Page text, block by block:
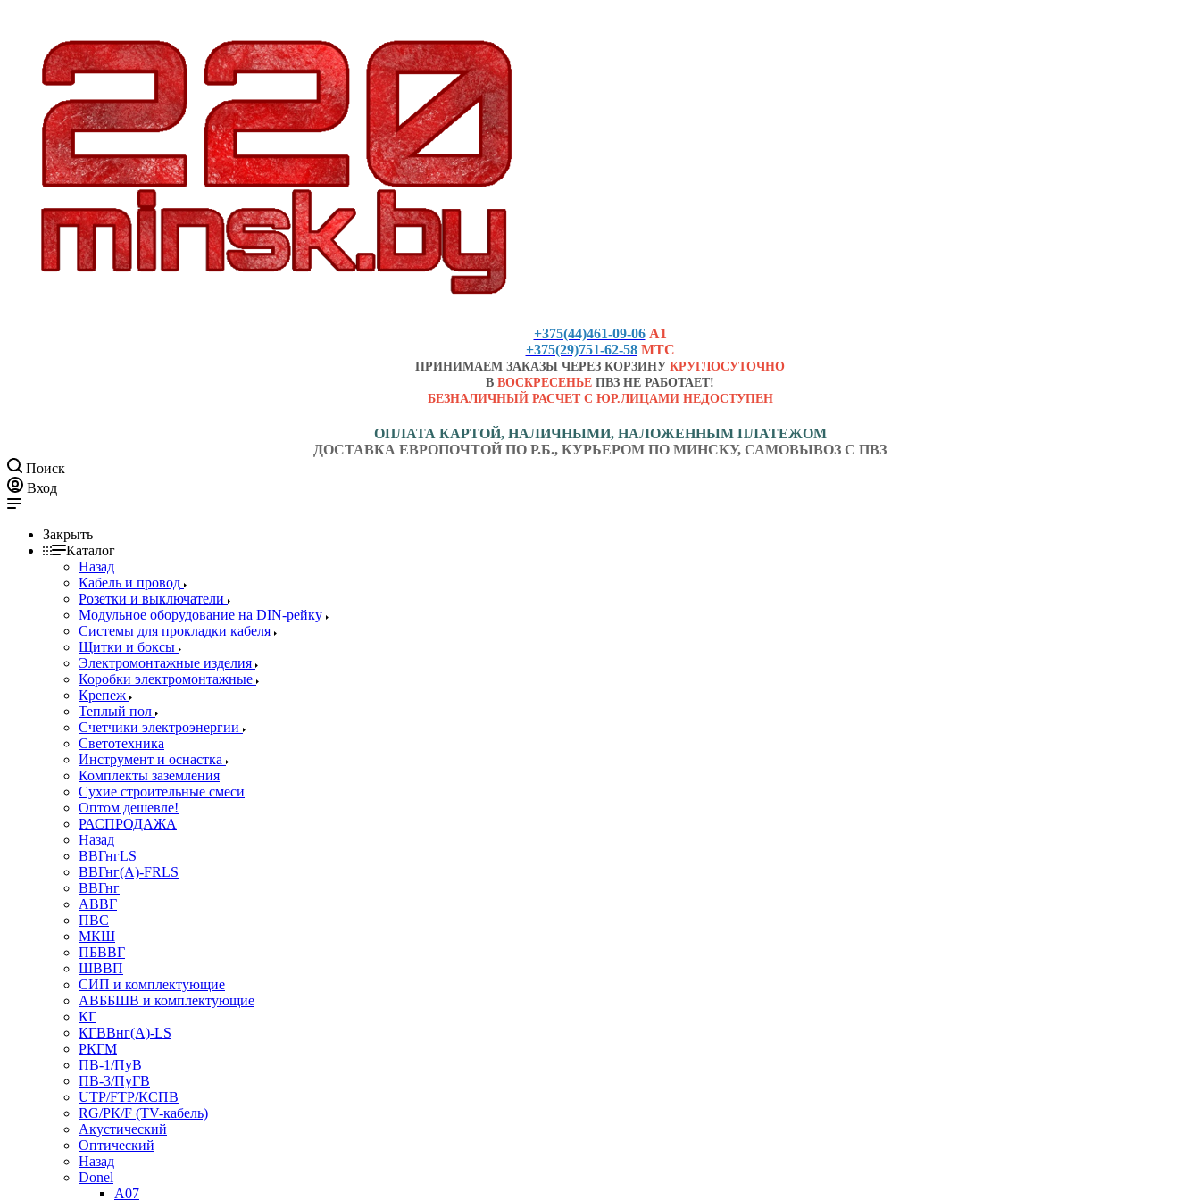
+375(44)461-09-06 А1
+375(29)751-62-58 МТС
ПРИНИМАЕМ ЗАКАЗЫ ЧЕРЕЗ КОРЗИНУ КРУГЛОСУТОЧНО
В ВОСКРЕСЕНЬЕ ПВЗ НЕ РАБОТАЕТ!
БЕЗНАЛИЧНЫЙ РАСЧЕТ С ЮР.ЛИЦАМИ НЕДОСТУПЕН
ОПЛАТА КАРТОЙ, НАЛИЧНЫМИ, НАЛОЖЕННЫМ ПЛАТЕЖОМ
ДОСТАВКА ЕВРОПОЧТОЙ ПО Р.Б., КУРЬЕРОМ ПО МИНСКУ, САМОВЫВОЗ С ПВЗ
Поиск
Вход
Закрыть
Каталог
Назад
Кабель и провод
Розетки и выключатели
Модульное оборудование на DIN-рейку
Системы для прокладки кабеля
Щитки и боксы
Электромонтажные изделия
Коробки электромонтажные
Крепеж
Теплый пол
Счетчики электроэнергии
Светотехника
Инструмент и оснастка
Комплекты заземления
Сухие строительные смеси
Оптом дешевле!
РАСПРОДАЖА
Назад
ВВГнгLS
ВВГнг(А)-FRLS
ВВГнг
АВВГ
ПВС
МКШ
ПБВВГ
ШВВП
СИП и комплектующие
АВББШВ и комплектующие
КГ
КГВВнг(А)-LS
РКГМ
ПВ-1/ПуВ
ПВ-3/ПуГВ
UTP/FTP/КСПВ
RG/РК/F (TV-кабель)
Акустический
Оптический
Назад
Donel
A07